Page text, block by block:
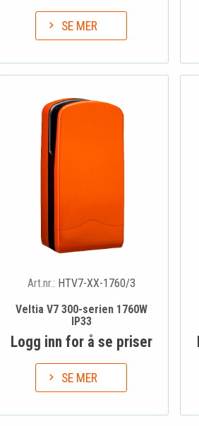
SE MER
Art.nr.: HTV7-XX-1760/3
Veltia V7 300-serien 1760W
IP33
Logg inn for å se priser
SE MER